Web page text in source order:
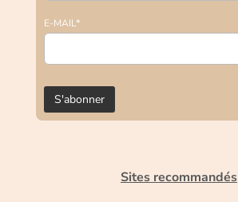
E-MAIL*
Sites recommandés